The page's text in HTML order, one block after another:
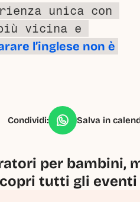
unica con
vicina e
l’inglese non è
Condividi: Salva in
per
tutti gli